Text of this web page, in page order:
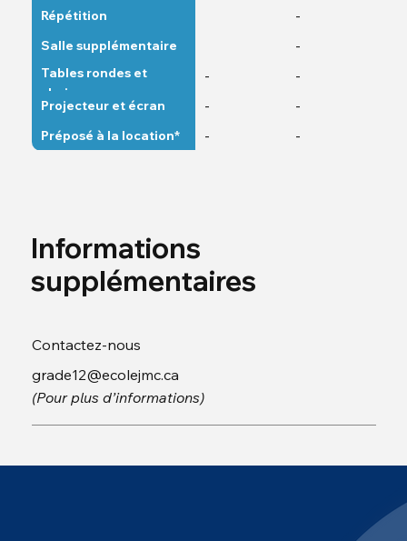
Répétition -
Salle supplémentaire -
Tables rondes et
chaises
- -
Projecteur et écran - -
Préposé à la location* - -
Informations
supplémentaires
Contactez-nous
grade12@ecolejmc.ca
(Pour plus d’informations)